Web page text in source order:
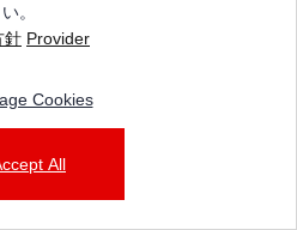
。
針 Provider
Cookies
All